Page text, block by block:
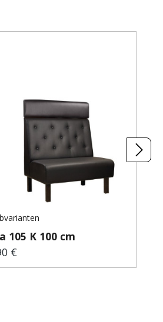
105 K 100 cm
Preis:
€